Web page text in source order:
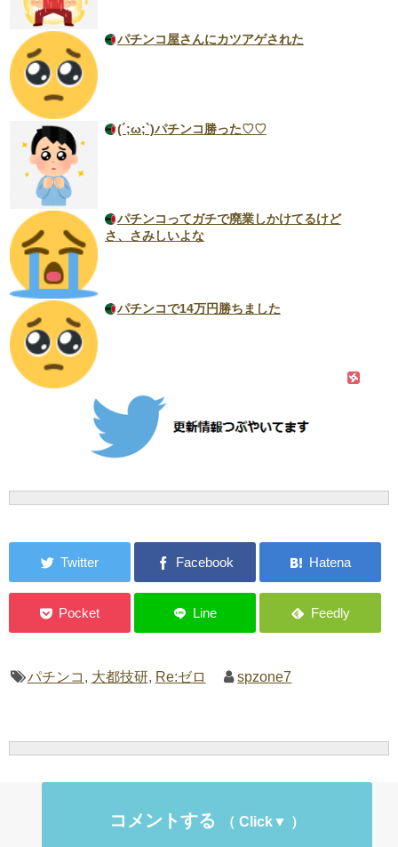
パチンコ屋さんにカツアゲされた
(´;ω;`)パチンコ勝った♡♡
パチンコってガチで廃業しかけてるけど
さ、さみしいよな
パチンコで14万円勝ちました
パチンコ , 大都技研, Re:ゼロ spzone7
コメントする